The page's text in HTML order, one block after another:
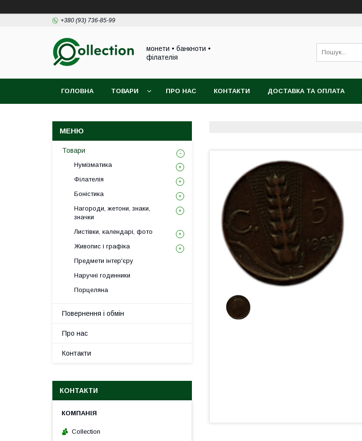
+380 (93) 736-85-99
монети • банкноти •
філателія
ГОЛОВНА ТОВАРИ ПРО НАС КОНТАКТИ ДОСТАВКА ТА ОПЛАТА
Товари
Нумізматика
Філателія
Боністика
Нагороди, жетони, знаки,
значки
Листівки, календарі, фото
Живопис і графіка
Предмети інтер'єру
Наручні годинники
Порцеляна
Повернення і обмін
Про нас
Контакти
КОНТАКТИ
Collection